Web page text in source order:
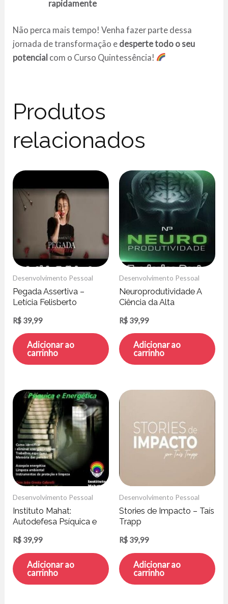
rapidamente
Não perca mais tempo! Venha fazer parte dessa
jornada de transformação e desperte todo o seu
potencial com o Curso Quintessência!
Produtos
relacionados
Desenvolvimento Pessoal
Pegada Assertiva –
Letícia Felisberto
R$ 39,99
Adicionar ao
carrinho
Desenvolvimento Pessoal
Neuroprodutividade A
Ciência da Alta
Porto
R$ 39,99
Adicionar ao
carrinho
Desenvolvimento Pessoal
Instituto Mahat:
Autodefesa Psíquica e
Cafarelli
R$ 39,99
Adicionar ao
carrinho
Desenvolvimento Pessoal
Stories de Impacto – Taís
Trapp
R$ 39,99
Adicionar ao
carrinho